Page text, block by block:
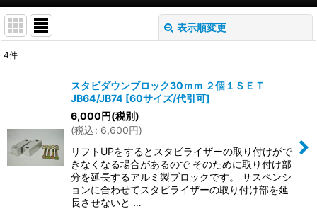
表示順変更
絞り込む
4件
スタビダウンブロック30ｍｍ ２個１ＳＥＴ
JB64/JB74 [60サイズ/代引可]
6,000円(税別)
(税込: 6,600円)
リフトUPをするとスタビライザーの取り付けがで
きなくなる場合があるので そのために取り付け部
分を延長するアルミ製ブロックです。 サスペンシ
ョンに合わせてスタビライザーの取り付け部を延
長させないと …